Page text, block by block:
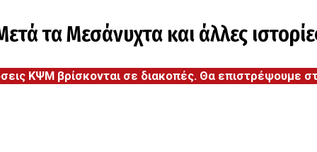
τα Μεσάνυχτα και άλλες
ΚΨΜ βρίσκονται σε διακοπές. Θα επιστρέψουμε